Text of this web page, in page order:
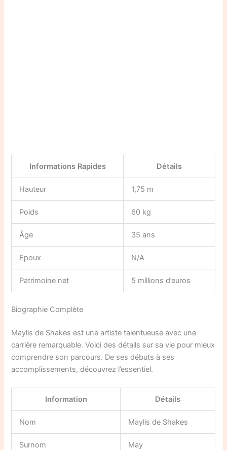
Informations Rapides Détails
Hauteur 1,75 m
Poids 60 kg
Âge 35 ans
Epoux N/A
Patrimoine net 5 millions d’euros
Biographie Complète
Maylis de Shakes est une artiste talentueuse avec une
carrière remarquable. Voici des détails sur sa vie pour mieux
comprendre son parcours. De ses débuts à ses
accomplissements, découvrez l’essentiel.
Information Détails
Nom Maylis de Shakes
Surnom May